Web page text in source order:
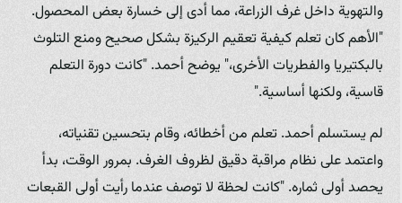
والتهوية داخل غرف الزراعة، مما أدى إلى خسارة بعض المحصول.
"الأهم كان تعلم كيفية تعقيم الركيزة بشكل صحيح ومنع التلوث
بالبكتيريا والفطريات الأخرى،" يوضح أحمد. "كانت دورة التعلم
قاسية، ولكنها أساسية."
لم يستسلم أحمد. تعلم من أخطائه، وقام بتحسين تقنياته،
واعتمد على نظام مراقبة دقيق لظروف الغرف. بمرور الوقت، بدأ
يحصد أولى ثماره. "كانت لحظة لا توصف عندما رأيت أولى القبعات